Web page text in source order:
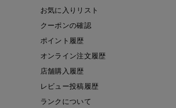
お気に入りリスト
クーポンの確認
ポイント履歴
オンライン注文履歴
店舗購入履歴
レビュー投稿履歴
ランクについて